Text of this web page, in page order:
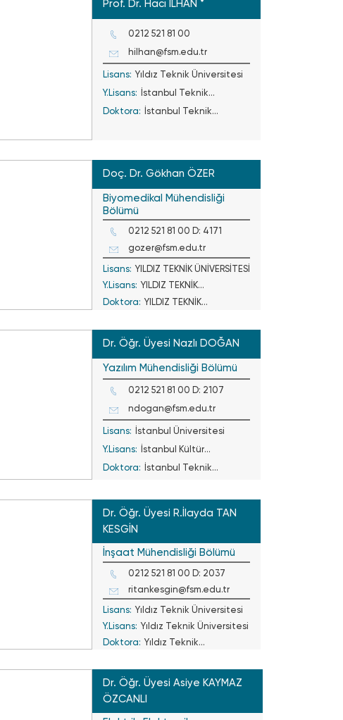
Prof. Dr. Hacı İLHAN *
0212 521 81 00
hilhan@fsm.edu.tr
Lisans: Yıldız Teknik Üniversitesi
Y.Lisans: İstanbul Teknik
Üniversitesi
Doktora: İstanbul Teknik
Doç. Dr. Gökhan ÖZER
Biyomedikal Mühendisliği
Bölümü
0212 521 81 00 D: 4171
gozer@fsm.edu.tr
Lisans: YILDIZ TEKNİK ÜNİVERSİTESİ
Y.Lisans: YILDIZ TEKNİK
ÜNİVERSİTESİ
Doktora: YILDIZ TEKNİK
Dr. Öğr. Üyesi Nazlı DOĞAN
Yazılım Mühendisliği Bölümü
0212 521 81 00 D: 2107
ndogan@fsm.edu.tr
Lisans: İstanbul Üniversitesi
Y.Lisans: İstanbul Kültür
Üniversitesi
Doktora: İstanbul Teknik
Dr. Öğr. Üyesi R.İlayda TAN
KESGİN
İnşaat Mühendisliği Bölümü
0212 521 81 00 D: 2037
ritankesgin@fsm.edu.tr
Lisans: Yıldız Teknik Üniversitesi
Y.Lisans: Yıldız Teknik Üniversitesi
Doktora: Yıldız Teknik
Dr. Öğr. Üyesi Asiye KAYMAZ
ÖZCANLI